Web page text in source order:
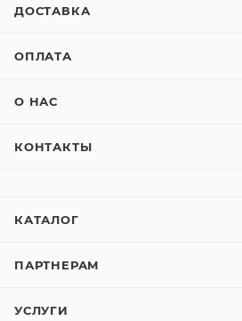
ДОСТАВКА
ОПЛАТА
О НАС
КОНТАКТЫ
КАТАЛОГ
ПАРТНЕРАМ
УСЛУГИ